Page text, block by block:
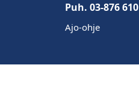
Puh. 03-876 610
Ajo-ohje